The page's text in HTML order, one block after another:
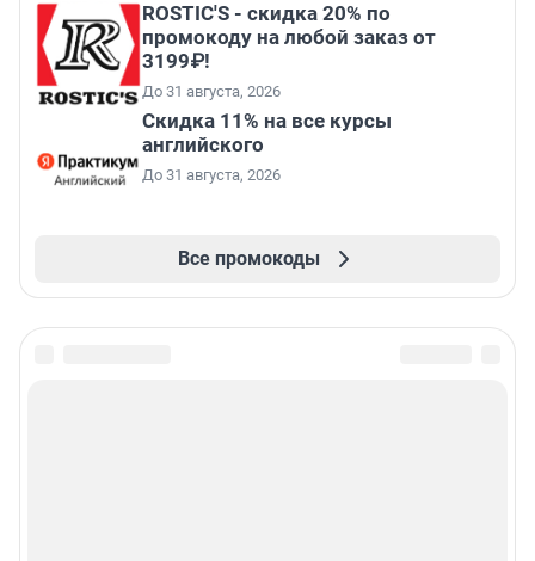
ROSTIC'S - скидка 20% по
промокоду на любой заказ от
3199₽!
До 31 августа, 2026
Скидка 11% на все курсы
английского
До 31 августа, 2026
Все промокоды